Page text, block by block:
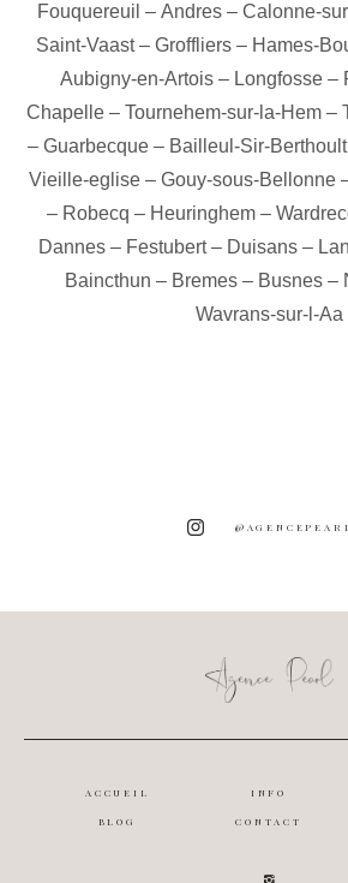
Fouquereuil – Andres– Calonne-
Saint-Vaast– Groffliers – Hames-
Aubigny-en-Artois– Longfosse–
Chapelle– Tournehem-sur-la-Hem–
– Guarbecque– Bailleul-Sir-Berthoult
Vieille-eglise – Gouy-sous-Bellonne
– Robecq – Heuringhem –
Dannes– Festubert– Duisans–
Baincthun – Bremes– Busnes–
Wavrans-sur-l-Aa
ACCUEIL INFO
BLOG CONTACT